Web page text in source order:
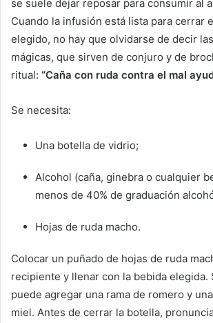
se suele dejar reposar para consumir al
Cuando la infusión está lista para cerrar
elegido, no hay que olvidarse de decir
mágicas, que sirven de conjuro y de
ritual: “Caña con ruda contra el mal
Se necesita:
Una botella de vidrio;
Alcohol (caña, ginebra o cualquier
menos de 40% de graduación
Hojas de ruda macho.
Colocar un puñado de hojas de ruda
recipiente y llenar con la bebida elegida.
puede agregar una rama de romero y
miel. Antes de cerrar la botella,